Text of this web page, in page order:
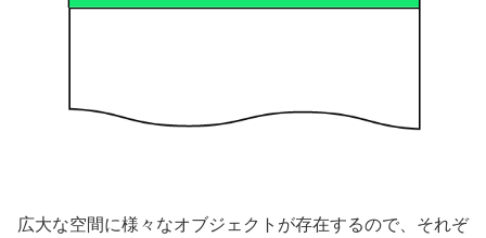
広大な空間に様々なオブジェクトが存在するので、それぞ